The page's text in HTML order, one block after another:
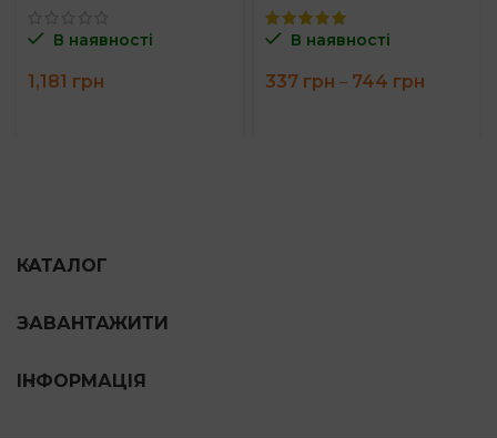
В наявності
1,181 грн
В наявності
337 грн – 744 грнPrice
КАТАЛОГ
ЗАВАНТАЖИТИ
ІНФОРМАЦІЯ